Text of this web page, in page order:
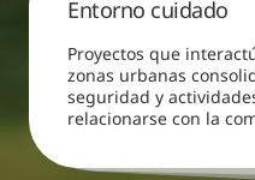
Entorno cuidado
Proyectos que
zonas urbanas
seguridad y
relacionarse con la